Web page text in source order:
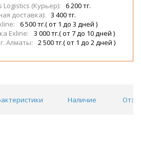
Logistics (Курьер):
6 200 тг.
доставка):
3 400 тг.
6 500 тг.( от 1 до 3 дней )
Exline:
3 000 тг.( от 7 до 10 дней )
Алматы:
2 500 тг.( от 1 до 2 дней )
Наличие